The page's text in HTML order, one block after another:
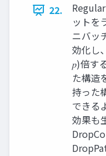
22.
ットを
ニバッ
効化し
𝑝)倍す
た構造
持った
できる
効果も